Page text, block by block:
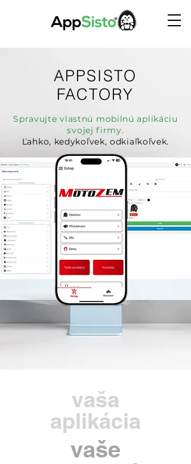
APPSISTO
FACTORY
Spravujte vlastnú mobilnú aplikáciu
svojej firmy.
Ľahko, kedykoľvek, odkiaľkoľvek.
vaša
aplikácia
vaše